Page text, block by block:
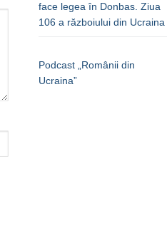
face legea în Donbas. Ziua
106 a războiului din Ucraina
Podcast „Românii din
Ucraina”